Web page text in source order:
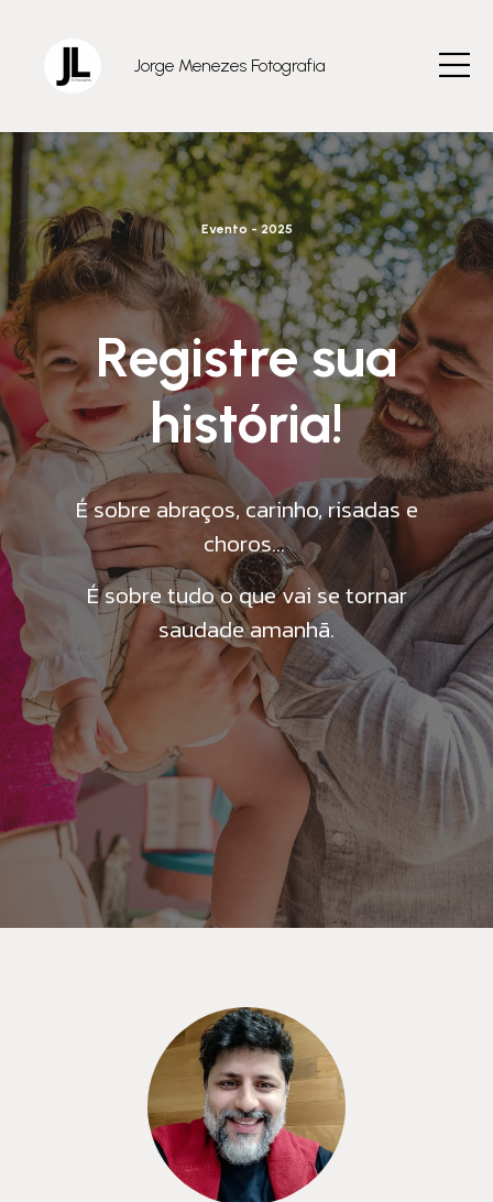
Jorge Menezes Fotografia
Evento - 2025
Registre sua
história!
É sobre abraços, carinho, risadas e
choros...
É sobre tudo o que vai se tornar
saudade amanhã.
-